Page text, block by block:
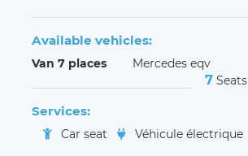
Available vehicles:
Van 7 places Mercedes eqv
7 Seats
Services:
Car seat Véhicule électrique